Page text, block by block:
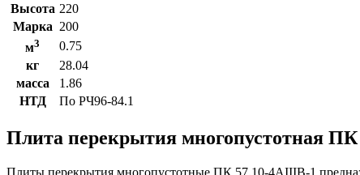
Высота 220
Марка 200
м3
0.75
кг
28.04
масса
1.86
НТД
По РЧ96-84.1
Плита перекрытия многопустотная
Плиты перекрытия многопустотные ПК 57.10-4АIIIВ-1